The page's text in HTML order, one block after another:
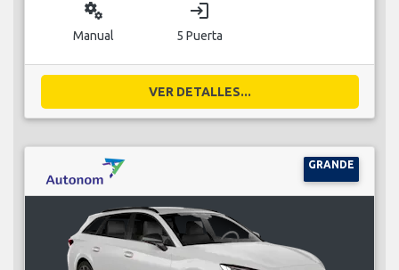
miscellaneous_services
Manual
login
5 Puerta
VER DETALLES...
GRANDE